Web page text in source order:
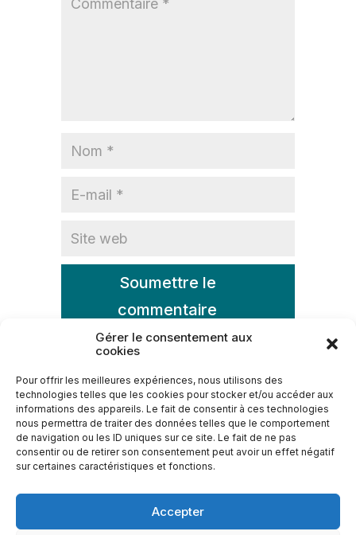
Gérer le consentement aux
cookies
Pour offrir les meilleures expériences, nous utilisons des
technologies telles que les cookies pour stocker et/ou accéder aux
informations des appareils. Le fait de consentir à ces technologies
nous permettra de traiter des données telles que le comportement
de navigation ou les ID uniques sur ce site. Le fait de ne pas
consentir ou de retirer son consentement peut avoir un effet négatif
sur certaines caractéristiques et fonctions.
Accepter
Soumettre le
commentaire
A propos Mentions légales
CGV
Accessibilité handicap
Règlement Intérieur